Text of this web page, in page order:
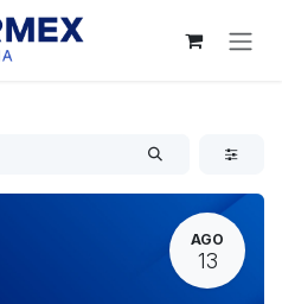
AGO
13